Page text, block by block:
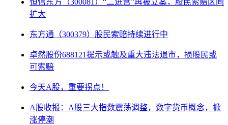
恒信东方（300081）“二进宫”再被立案，股民索赔区间
扩大
东方通（300379）股民索赔持续进行中
卓然股份688121提示或触及重大违法退市，损股民或
可索赔
今天A股，重要拐点！
A股收报：A股三大指数震荡调整，数字货币概念，掀
涨停潮